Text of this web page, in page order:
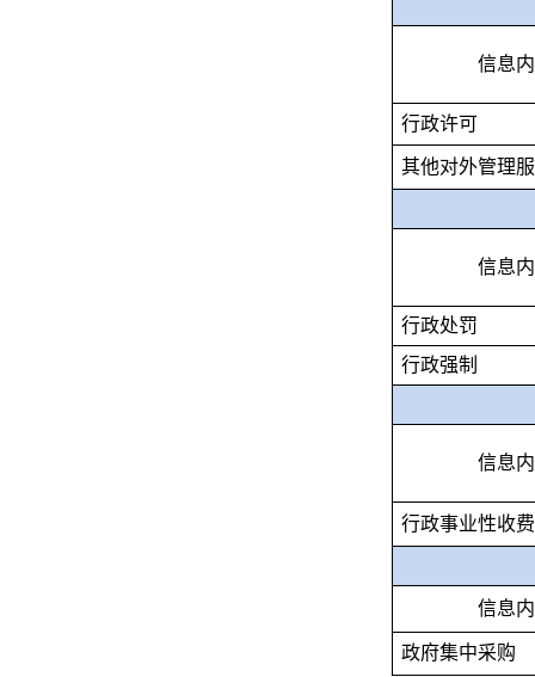
信息
行政许可
其他对外管理
信息
行政处罚
行政强制
信息
行政事业性收费
信息
政府集中采购